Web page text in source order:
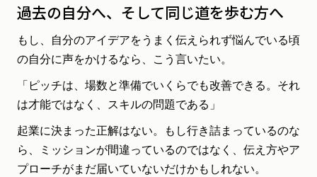
過去の自分へ、そして同じ道を歩む方へ
もし、自分のアイデアをうまく伝えられず悩んでいる頃
の自分に声をかけるなら、こう言いたい。
「ピッチは、場数と準備でいくらでも改善できる。それ
は才能ではなく、スキルの問題である」
起業に決まった正解はない。もし行き詰まっているのな
ら、ミッションが間違っているのではなく、伝え方やア
プローチがまだ届いていないだけかもしれない。